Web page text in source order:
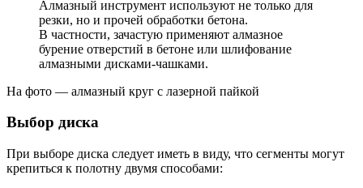
Алмазный инструмент используют не только для
резки, но и прочей обработки бетона.
В частности, зачастую применяют алмазное
бурение отверстий в бетоне или шлифование
алмазными дисками-чашками.
На фото — алмазный круг с лазерной пайкой
Выбор диска
При выборе диска следует иметь в виду, что сегменты могут
крепиться к полотну двумя способами: